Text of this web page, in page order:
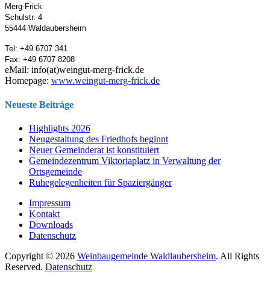
Merg-Frick
Schulstr. 4
55444 Waldaubersheim
Tel: +49 6707 341
Fax: +49 6707 8208
eMail: info(at)weingut-merg-frick.de
Homepage: www.weingut-merg-frick.de
Neueste Beiträge
Highlights 2026
Neugestaltung des Friedhofs beginnt
Neuer Gemeinderat ist konstituiert
Gemeindezentrum Viktoriaplatz in Verwaltung der
Ortsgemeinde
Ruhegelegenheiten für Spaziergänger
Impressum
Kontakt
Downloads
Datenschutz
Copyright © 2026 Weinbaugemeinde Waldlaubersheim. All Rights
Reserved. Datenschutz